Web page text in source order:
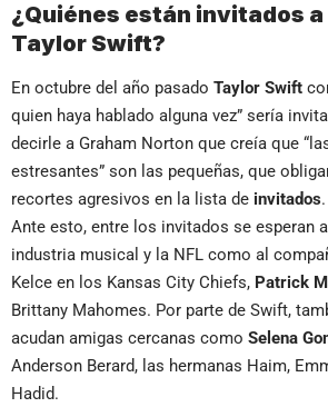
¿Quiénes están invitados a
Taylor Swift?
En octubre del año pasado Taylor Swift
quien haya hablado alguna vez” sería
decirle a Graham Norton que creía que
estresantes” son las pequeñas, que
recortes agresivos en la lista de invitados.
Ante esto, entre los invitados se esperan
industria musical y la NFL como al
Kelce en los Kansas City Chiefs, Patrick
Brittany Mahomes. Por parte de Swift,
acudan amigas cercanas como Selena
Anderson Berard, las hermanas Haim,
Hadid.